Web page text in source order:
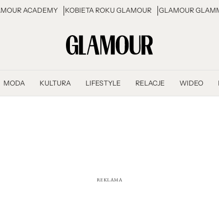
ACADEMY KOBIETA ROKU GLAMOUR GLAMOUR
MODA KULTURA LIFESTYLE RELACJE WIDEO